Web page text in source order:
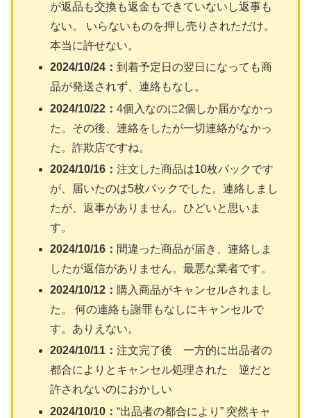
が返品も交換も返金もできていないし返事も
ない。 いらないものを押し売りされただけ。
本当に許せない。
2024/10/24：到着予定日の翌日になっても商
品が発送されず、連絡もなし。
2024/10/22：4個入なのに2個しか届かなかっ
た。その後、連絡をしたが一切連絡がなかっ
た。詐欺店ですね。
2024/10/16：注文した商品は10枚パックです
が、届いたのは5枚パックでした。連絡しまし
たが、返事がありません。ひどいと思いま
す。
2024/10/16： 間違った商品が届き、連絡しま
したが返信がありません。最悪な業者です。
2024/10/12： 購入商品がキャンセルされまし
た。 何の連絡も謝罪もなしにキャンセルで
す。ありえない。
2024/10/11：注文完了後 一方的に出品者の
都合によりとキャンセル処理された 逆だと
許されないのにおかしい
2024/10/10：“出品者の都合により” 突然キャ